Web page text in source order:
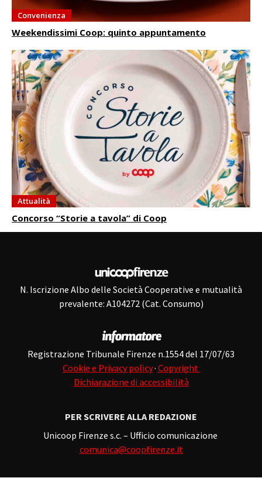
Convenienza
Weekendissimi Coop: quinto appuntamento
Attualità
Concorso “Storie a tavola” di Coop
N. Iscrizione Albo delle Società Cooperative e mutualità
prevalente: A104272 (Cat. Consumo)
Registrazione Tribunale Firenze n.1554 del 17/07/63
Cookie e Privacy policy· Copyright
Dichiarazione di accessibilità
PER SCRIVERE ALLA REDAZIONE
Unicoop Firenze s.c. – Ufficio comunicazione
comunica@coopfirenze.it